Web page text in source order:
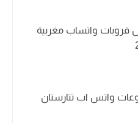
قروبات واتساب مغربية
واتس اب تتارستان